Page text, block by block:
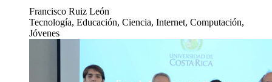
Francisco Ruiz León
Tecnología, Educación, Ciencia, Internet, Computación,
Jóvenes